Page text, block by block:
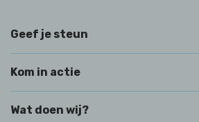
Geef je steun
Kom in actie
Wat doen wij?